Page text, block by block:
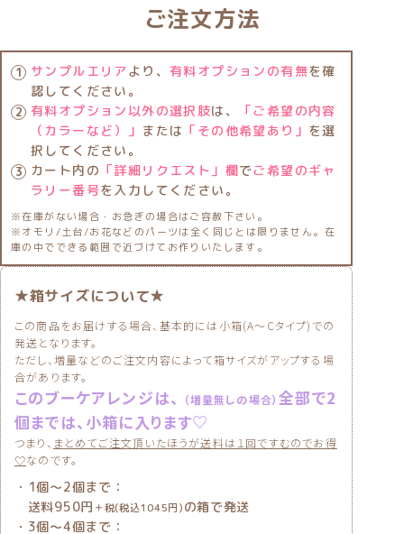
認してください。
有料オプション以外の選択肢 は、 「ご希望の内容
（カラーなど）」
択してください。
カート内の 「詳細リクエスト」欄でご希望のギャ
ラリー番号 を入力してください。
※在庫がない場合・お急ぎの場合はご容赦下さい。
※オモリ/土台/お花などのパーツは全く同じとは限りません。在
庫の中でできる範囲で近づけてお作りいたします。
★箱サイズについて★
この商品をお届けする場合、基本的には小箱(A〜Cタイプ)での
発送となります。
ただし、増量などのご注文内容によって箱サイズがアップする場
合があります。
このブーケアレンジは、（増量無しの場合）全部で2
個までは、小箱に入ります♡
つまり、まとめてご注文頂いたほうが送料は１回ですむのでお得
♡なのです。
・1個〜2個まで：
送料950円
・3個〜4個まで：
送料1600円＋税(税込 1760円)の箱で発送
・5個〜8個まで：